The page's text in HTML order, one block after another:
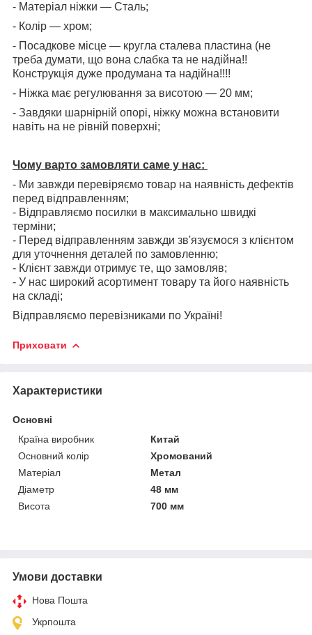
- Матеріал ніжки — Сталь;
- Колір — хром;
- Посадкове місце — кругла сталева пластина (не
треба думати, що вона слабка та не надійна!!
Конструкція дуже продумана та надійна!!!!
- Ніжка має регулювання за висотою — 20 мм;
- Завдяки шарнірній опорі, ніжку можна встановити
навіть на не рівній поверхні;
Чому варто замовляти саме у нас:
- Ми завжди перевіряємо товар на наявність дефектів
перед відправленням;
- Відправляємо посилки в максимально швидкі
терміни;
- Перед відправленням завжди зв'язуємося з клієнтом
для уточнення деталей по замовленню;
- Клієнт завжди отримує те, що замовляв;
- У нас широкий асортимент товару та його наявність
на складі;
Відправляємо перевізниками по Україні!
Приховати
Характеристики
Основні
Країна виробник
Китай
Основний колір
Хромований
Матеріал
Метал
Діаметр
48 мм
Висота
700 мм
Умови доставки
Нова Пошта
Укрпошта